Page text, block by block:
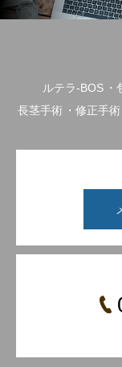
ルテラ-BOS
長茎手術
修正手術